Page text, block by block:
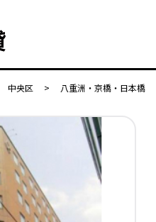
中央区 > 八重洲・京橋・日本橋